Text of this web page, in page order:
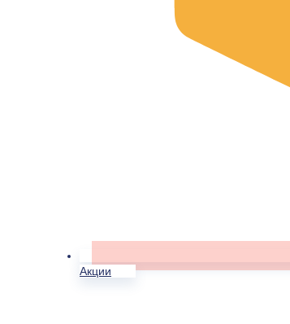
Акции